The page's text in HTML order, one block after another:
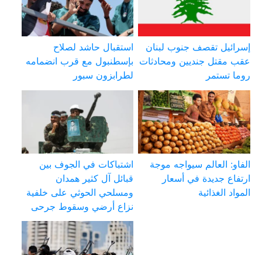
إسرائيل تقصف جنوب لبنان
عقب مقتل جنديين ومحادثات
روما تستمر
استقبال حاشد لصلاح
بإسطنبول مع قرب انضمامه
لطرابزون سبور
الفاو: العالم سيواجه موجة
ارتفاع جديدة في أسعار
المواد الغذائية
اشتباكات في الجوف بين
قبائل آل كثير همدان
ومسلحي الحوثي على خلفية
نزاع أرضي وسقوط جرحى